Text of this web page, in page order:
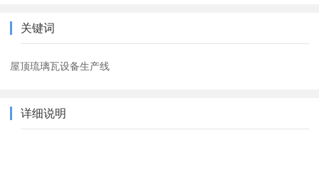
关键词
屋顶琉璃瓦设备生产线
详细说明